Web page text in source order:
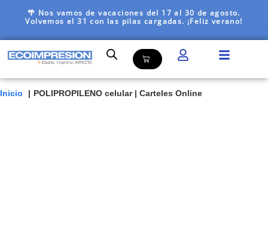
🌴 Nos vamos de vacaciones del 17 al 30 de agosto.
Volvemos el 31 con las pilas cargadas. ¡Feliz verano!
Inicio POLIPROPILENO celular | Carteles Online